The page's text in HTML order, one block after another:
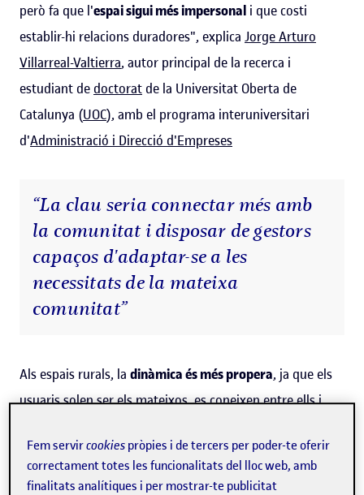
però fa que l'espai sigui més impersonal i que costi
establir-hi relacions duradores", explica Jorge Arturo
Villarreal-Valtierra, autor principal de la recerca i
estudiant de doctorat de la Universitat Oberta de
Catalunya (UOC), amb el programa interuniversitari
d'Administració i Direcció d'Empreses
“La clau seria connectar més amb
la comunitat i disposar de gestors
capaços d'adaptar-se a les
necessitats de la mateixa
comunitat”
Als espais rurals, la dinàmica és més propera, ja que els
usuaris solen ser els mateixos, es coneixen entre ells i
que l'espai s'ajusti a les necessitats locals, segons
Villarreal-Valtierra.
Fem servircookies pròpies i de tercers per poder-te oferir
correctament totes les funcionalitats del lloc web, amb
finalitats analítiques i per mostrar-te publicitat